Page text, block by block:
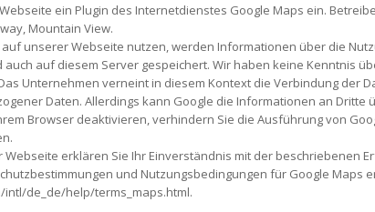
ein Plugin des Internetdienstes Google Maps ein.
Mountain View.
auf unserer Webseite nutzen, werden Informationen über die
auch auf diesem Server gespeichert. Wir haben keine Kenntnis
Unternehmen verneint in diesem Kontext die Verbindung der
Daten. Allerdings kann Google die Informationen an Dritte
Browser deaktivieren, verhindern Sie die Ausführung von
Webseite erklären Sie Ihr Einverständnis mit der beschriebenen
und Nutzungsbedingungen für Google Maps
intl/de_de/help/terms_maps.html.